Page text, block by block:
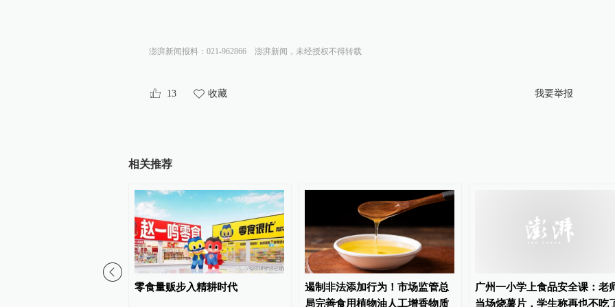
澎湃新闻报料：021-962866 澎湃新闻，未经授权不得转载
13 收藏 我要举报
相关推荐
零食量贩步入精耕时代
遏制非法添加行为！市场监管总
局完善食用植物油人工增香物质
广州一小学上食品安全课：老
当场烧薯片，学生称再也不吃